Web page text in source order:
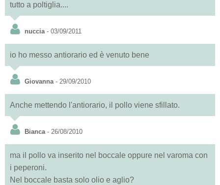
tutto a poltiglia....
nuccia- 03/09/2011
io ho messo antiorario ed è venuto bene
Giovanna- 29/09/2010
Anche mettendo l'antiorario, il pollo viene sfillato.
Bianca- 26/08/2010
ma il pollo va inserito nel boccale oppure nel varoma con
i peperoni.
Nel boccale basta solo olio e aglio?